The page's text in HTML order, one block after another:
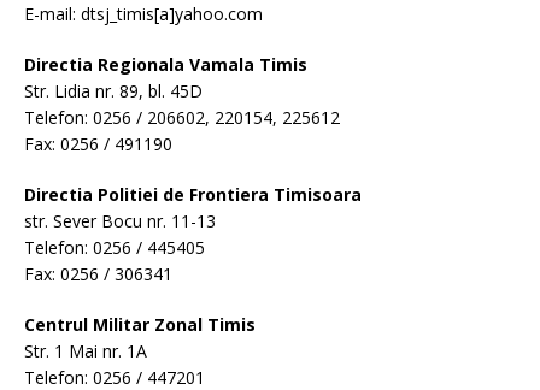
E-mail: dtsj_timis[a]yahoo.com
Directia Regionala Vamala Timis
Str. Lidia nr. 89, bl. 45D
Telefon: 0256 / 206602, 220154, 225612
Fax: 0256 / 491190
Directia Politiei de Frontiera Timisoara
str. Sever Bocu nr. 11-13
Telefon: 0256 / 445405
Fax: 0256 / 306341
Centrul Militar Zonal Timis
Str. 1 Mai nr. 1A
Telefon: 0256 / 447201